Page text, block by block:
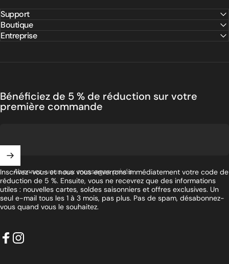
Exploreznotrecollection
Support
Boutique
Entreprise
Bénéficiez de 5 % de réduction sur votre
première commande
Abonnez-vous aux messages privés
Inscrivez-vous et nous vous enverrons immédiatement votre code de
réduction de 5 %. Ensuite, vous ne recevrez que des informations
utiles : nouvelles cartes, soldes saisonniers et offres exclusives. Un
seul e-mail tous les 1 à 3 mois, pas plus. Pas de spam, désabonnez-
vous quand vous le souhaitez.